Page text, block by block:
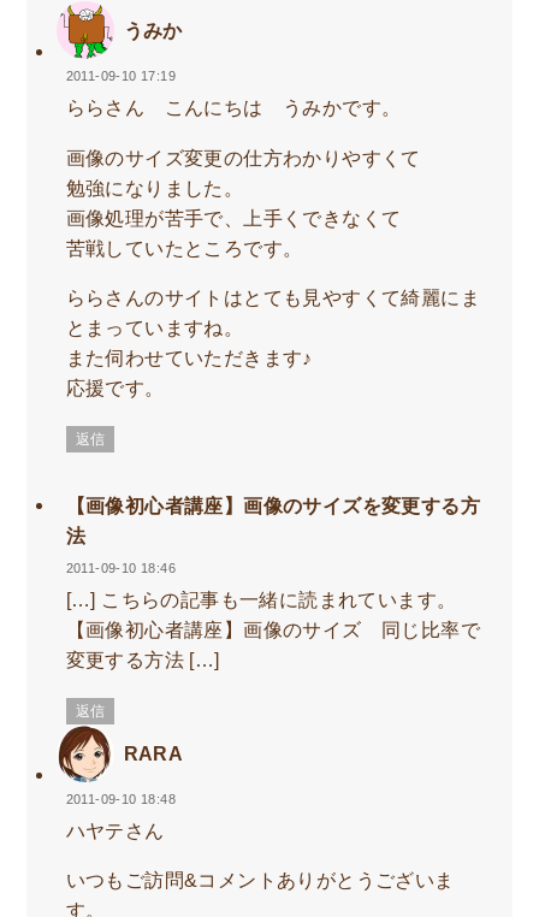
うみか
2011-09-10 17:19
ららさん こんにちは うみかです。
画像のサイズ変更の仕方わかりやすくて
勉強になりました。
画像処理が苦手で、上手くできなくて
苦戦していたところです。
ららさんのサイトはとても見やすくて綺麗にま
とまっていますね。
また伺わせていただきます♪
応援です。
返信
【画像初心者講座】画像のサイズを変更する方
法
2011-09-10 18:46
[…] こちらの記事も一緒に読まれています。
【画像初心者講座】画像のサイズ 同じ比率で
変更する方法 […]
返信
RARA
2011-09-10 18:48
ハヤテさん
いつもご訪問&コメントありがとうございま
す。